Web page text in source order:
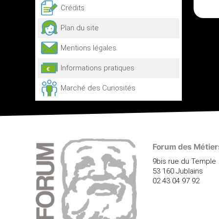
Crédits
Plan du site
Mentions légales
Informations pratiques
Marché des Curiosités
Forum des
9bis rue du Temple
53 160 Jublains
02 43 04 97 92